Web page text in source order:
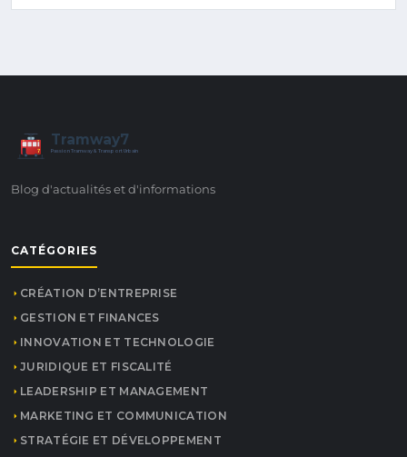
7
Tramway7
Passion Tramway & Transport Urbain
Blog d'actualités et d'informations
CATÉGORIES
CRÉATION D’ENTREPRISE
GESTION ET FINANCES
INNOVATION ET TECHNOLOGIE
JURIDIQUE ET FISCALITÉ
LEADERSHIP ET MANAGEMENT
MARKETING ET COMMUNICATION
STRATÉGIE ET DÉVELOPPEMENT